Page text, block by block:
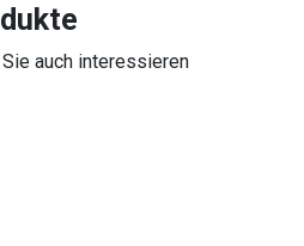
auch interessieren